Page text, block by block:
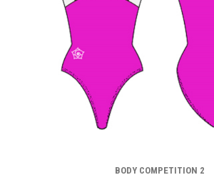
BODY COMPETITION 2